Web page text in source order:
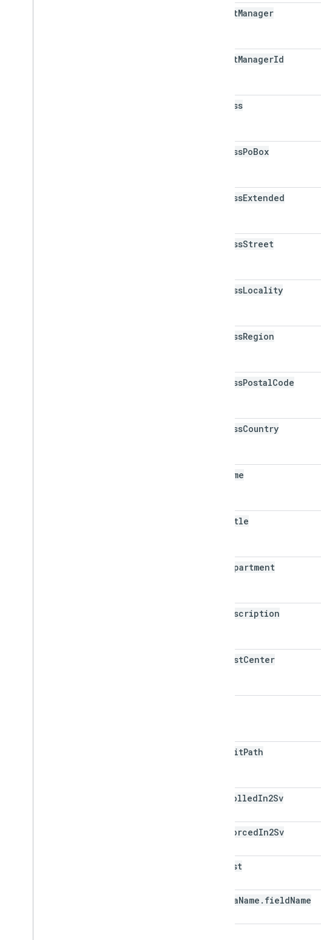
directManager
directManagerId
address
addressPoBox
addressExtended
addressStreet
addressLocality
addressRegion
addressPostalCode
addressCountry
Name
Title
Department
Description
CostCenter
UnitPath
EnrolledIn2Sv
EnforcedIn2Sv
Guest
schemaName.fieldName